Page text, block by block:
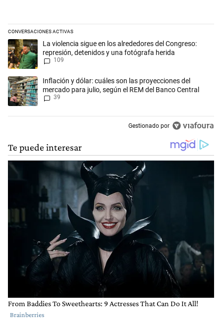
CONVERSACIONES ACTIVAS
Este listado muestra los artículos con más comentarios en los
Un artículo de tendencia con el título "La violencia sigue en los
La violencia sigue en los alrededores del Congreso:
represión, detenidos y una fotógrafa herida
109
Un artículo de tendencia con el título "Inflación y dólar: cuáles son
Inflación y dólar: cuáles son las proyecciones del
mercado para julio, según el REM del Banco Central
39
Gestionado por